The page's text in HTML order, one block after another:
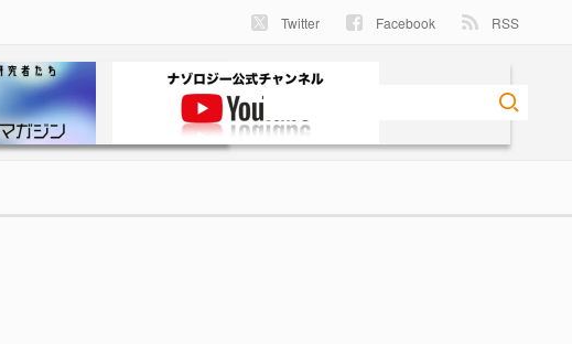
Twitter Facebook RSS